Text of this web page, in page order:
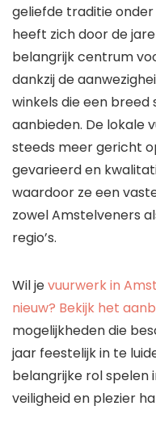
geliefde traditie
heeft zich door de
belangrijk centrum
dankzij de
winkels die een
aanbieden. De lokale
steeds meer gericht
gevarieerd en
waardoor ze een
zowel Amstelveners
regio’s.
Wil jevuurwerk in
nieuw? Bekijk het
mogelijkheden die
jaar feestelijk in te
belangrijke rol spelen
veiligheid en plezier